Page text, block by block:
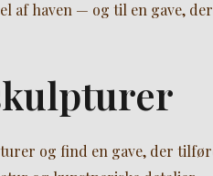
af haven — og til en gave,
og find en gave, der